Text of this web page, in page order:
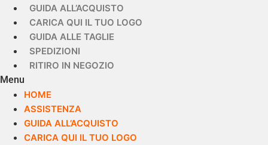
GUIDA ALL’ACQUISTO
CARICA QUI IL TUO LOGO
GUIDA ALLE TAGLIE
SPEDIZIONI
RITIRO IN NEGOZIO
Menu
HOME
ASSISTENZA
GUIDA ALL’ACQUISTO
CARICA QUI IL TUO LOGO